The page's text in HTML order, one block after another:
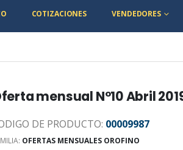
COTIZACIONES VENDEDORES
mensual N°10 Abril
DE PRODUCTO: 00009987
OFERTAS MENSUALES OROFINO